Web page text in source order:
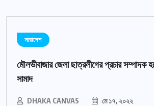
সারাদেশ
মৌলভীবাজার জেলা ছাত্রলীগের প্রচার সম্পাদক
সামাদ
DHAKA CANVAS মে ১৭, ২০২২